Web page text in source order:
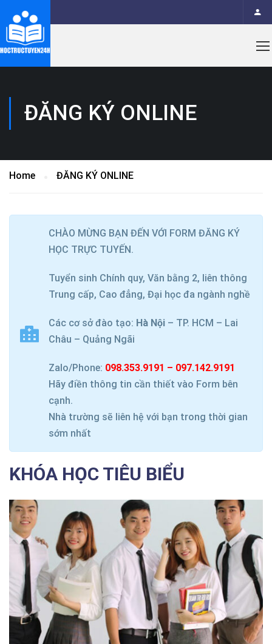
ĐĂNG KÝ ONLINE
Home ĐĂNG KÝ ONLINE
CHÀO MỪNG BẠN ĐẾN VỚI FORM ĐĂNG KÝ
HỌC TRỰC TUYẾN.
Tuyển sinh Chính quy, Văn bằng 2, liên thông
Trung cấp, Cao đẳng, Đại học đa ngành nghề
Các cơ sở đào tạo: Hà Nội – TP. HCM – Lai
Châu – Quảng Ngãi
Zalo/Phone: 098.353.9191 – 097.142.9191
Hãy điền thông tin cần thiết vào Form bên
cạnh.
Nhà trường sẽ liên hệ với bạn trong thời gian
sớm nhất
KHÓA HỌC TIÊU BIỂU